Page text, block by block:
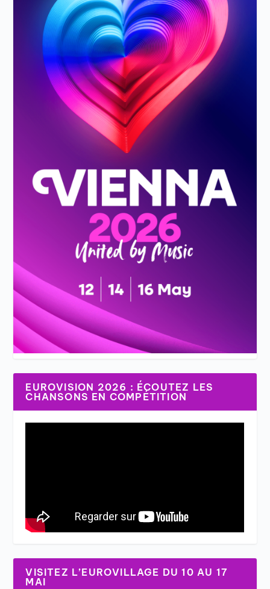
EUROVISION 2026 : ÉCOUTEZ LES
CHANSONS EN COMPÉTITION
VISITEZ L’EUROVILLAGE DU 10 AU 17
MAI